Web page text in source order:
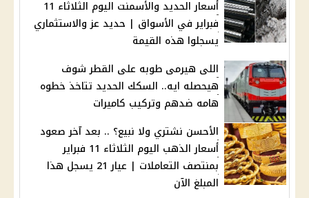
أسعار الحديد والأسمنت اليوم الثلاثاء 11
فبراير في الأسواق | حديد عز والاستثماري
يسجلوا هذه القيمة
اللى هيرمى طوبه على القطر شوف
هيحصله ايه.. السكك الحديد تتاخذ خطوه
هامه ضدهم وتركيب كاميرات
الأحسن نشتري ولا نبيع؟ .. بعد آخر صعود
أسعار الذهب اليوم الثلاثاء 11 فبراير
بمنتصف التعاملات | عيار 21 يسجل هذا
المبلغ الآن